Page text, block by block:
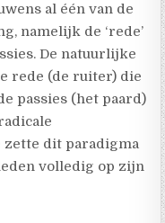
al één van de
namelijk de ‘rede’
De natuurlijke
rede (de ruiter) die
passies (het paard)
dit paradigma
volledig op zijn